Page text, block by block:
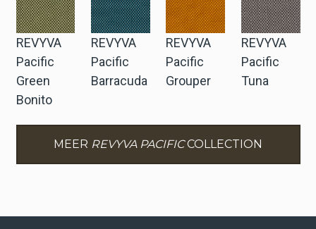
REVYVA
Pacific
Green
Bonito
REVYVA
Pacific
Barracuda
REVYVA
Pacific
Grouper
REVYVA
Pacific
Tuna
MEER REVYVA PACIFICCOLLECTION